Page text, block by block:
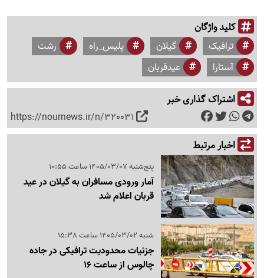
کلید واژگان
ترافیک گیلان پلیس_راه
رشت
آستارا
عیدقربان
اشتراک گذاری خبر
https://nournews.ir/n/320031
اخبار مرتبط
پنج‌شنبه 1405/03/07 ساعت 10:55
آمار ورودی مسافران به گیلان در عید
قربان اعلام شد
شنبه 1405/03/02 ساعت 15:38
جزئیات محدودیت ترافیکی در جاده
چالوس از ساعت 16